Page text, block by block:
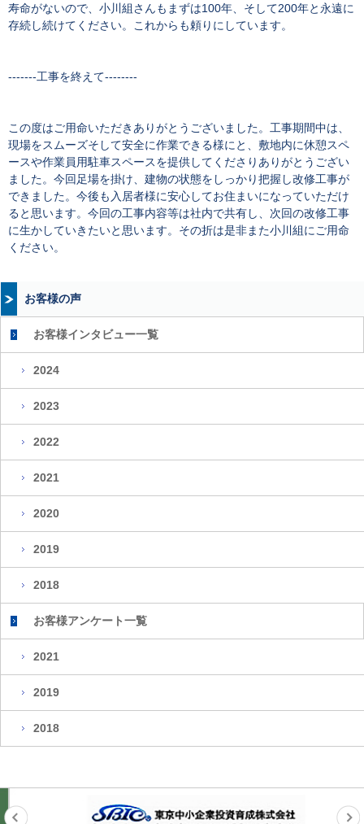
寿命がないので、小川組さんもまずは100年、そして200年と永遠に
存続し続けてください。これからも頼りにしています。
-------工事を終えて--------
この度はご用命いただきありがとうございました。工事期間中は、
現場をスムーズそして安全に作業できる様にと、敷地内に休憩スペ
ースや作業員用駐車スペースを提供してくださりありがとうござい
ました。今回足場を掛け、建物の状態をしっかり把握し改修工事が
できました。今後も入居者様に安心してお住まいになっていただけ
ると思います。今回の工事内容等は社内で共有し、次回の改修工事
に生かしていきたいと思います。その折は是非また小川組にご用命
ください。
お客様の声
お客様インタビュー一覧
2024
2023
2022
2021
2020
2019
2018
お客様アンケート一覧
2021
2019
2018